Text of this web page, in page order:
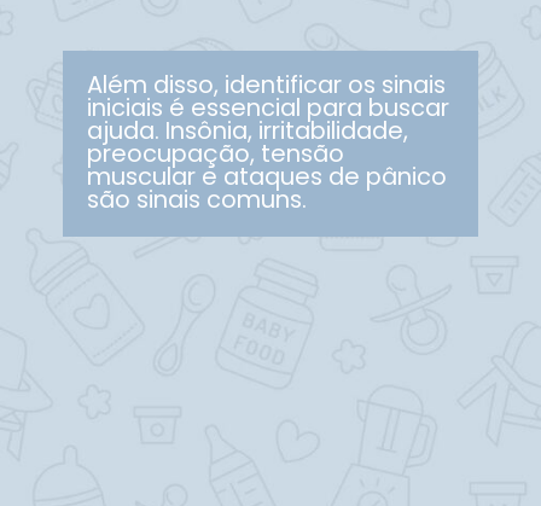
Além disso, identificar os sinais
iniciais é essencial para buscar
ajuda. Insônia, irritabilidade,
preocupação, tensão
muscular e ataques de pânico
são sinais comuns.